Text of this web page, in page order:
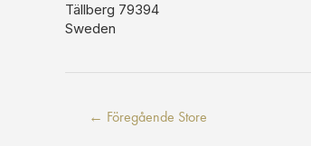
Tällberg 79394
Sweden
Inläggsnavigering
← Föregående Store